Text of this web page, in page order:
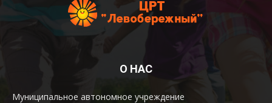
О НАС
Муниципальное автономное учреждение